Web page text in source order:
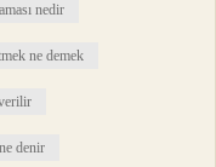
nedir
ne demek
denir